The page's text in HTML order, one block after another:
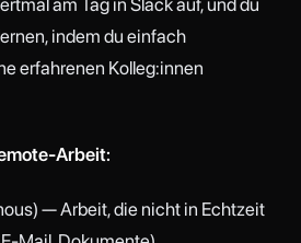
indem du einfach
erfahrenen Kolleg:innen
Arbeit:
— Arbeit, die nicht in Echtzeit